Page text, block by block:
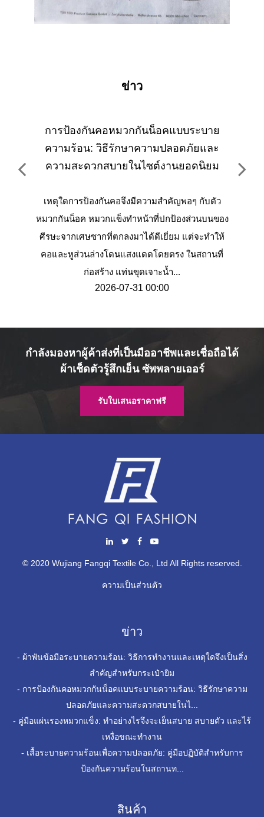
ข่าว
การป้องกันคอหมวกกันน็อคแบบระบาย
ความร้อน: วิธีรักษาความปลอดภัยและ
ความสะดวกสบายในไซต์งานยอดนิยม
เหตุใดการป้องกันคอจึงมีความสำคัญพอๆ กับตัว
หมวกกันน็อค หมวกแข็งทำหน้าที่ปกป้องส่วนบนของ
ศีรษะจากเศษซากที่ตกลงมาได้ดีเยี่ยม แต่จะทำให้
คอและหูส่วนล่างโดนแสงแดดโดยตรง ในสถานที่
ก่อสร้าง แท่นขุดเจาะน้ำ...
2026-07-31 00:00
กำลังมองหาผู้ค้าส่งที่เป็นมืออาชีพและเชื่อถือได้
ผ้าเช็ดตัวรู้สึกเย็น ซัพพลายเออร์
รับใบเสนอราคาฟรี
© 2020 Wujiang Fangqi Textile Co., Ltd All Rights reserved.
ความเป็นส่วนตัว
ข่าว
- ผ้าพันข้อมือระบายความร้อน: วิธีการทำงานและเหตุใดจึงเป็นสิ่ง
สำคัญสำหรับกระเป๋ายิม
- การป้องกันคอหมวกกันน็อคแบบระบายความร้อน: วิธีรักษาความ
ปลอดภัยและความสะดวกสบายในไ...
- คู่มือแผ่นรองหมวกแข็ง: ทำอย่างไรจึงจะเย็นสบาย สบายตัว และไร้
เหงื่อขณะทำงาน
- เสื้อระบายความร้อนเพื่อความปลอดภัย: คู่มือปฏิบัติสำหรับการ
ป้องกันความร้อนในสถานท...
สินค้า